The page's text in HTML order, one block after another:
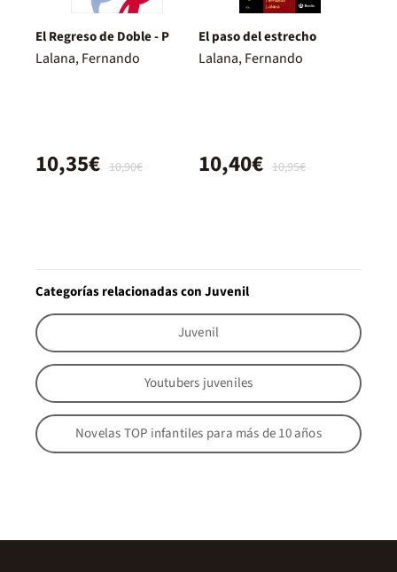
El Regreso de Doble - P
Lalana, Fernando
10,90€
10,35€
El paso del estrecho
Lalana, Fernando
10,95€
10,40€
Categorías relacionadas con Juvenil
Juvenil
Youtubers juveniles
Novelas TOP infantiles para más de 10 años